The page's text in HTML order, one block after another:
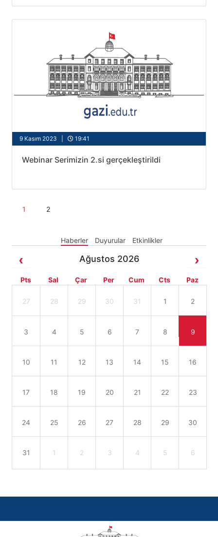
9 Kasım 2023 | 19:41
Webinar Serimizin 2.si gerçekleştirildi
1 2
Haberler Duyurular Etkinlikler
Ağustos 2026
Pts Sal Çar Per Cum Cts Paz
27 28 29 30 31 1 2
3 4 5 6 7 8 9
10 11 12 13 14 15 16
17 18 19 20 21 22 23
24 25 26 27 28 29 30
31 1 2 3 4 5 6